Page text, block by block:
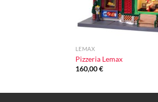
LEMAX
Pizzeria Lemax
160,00€